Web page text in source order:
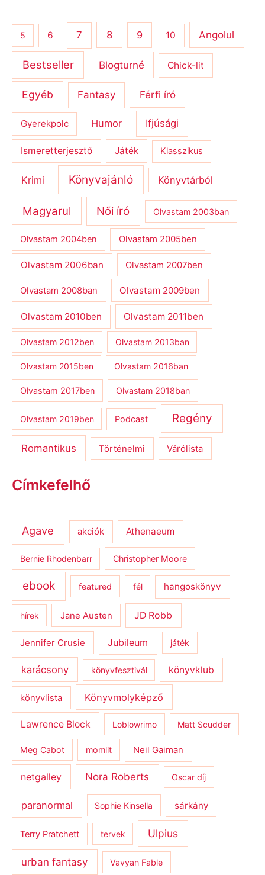
5 6 7 8 9 10 Angolul
Bestseller Blogturné Chick-lit
Egyéb Fantasy Férfi író
Gyerekpolc Humor Ifjúsági
Ismeretterjesztő Játék Klasszikus
Krimi Könyvajánló Könyvtárból
Magyarul Női író Olvastam 2003ban
Olvastam 2004ben Olvastam 2005ben
Olvastam 2006ban Olvastam 2007ben
Olvastam 2008ban Olvastam 2009ben
Olvastam 2010ben Olvastam 2011ben
Olvastam 2012ben Olvastam 2013ban
Olvastam 2015ben Olvastam 2016ban
Olvastam 2017ben Olvastam 2018ban
Olvastam 2019ben Podcast Regény
Romantikus Történelmi Várólista
Címkefelhő
Agave akciók Athenaeum
Bernie Rhodenbarr Christopher Moore
ebook featured fél hangoskönyv
hírek Jane Austen JD Robb
Jennifer Crusie Jubileum játék
karácsony könyvfesztivál könyvklub
könyvlista Könyvmolyképző
Lawrence Block Loblowrimo Matt Scudder
Meg Cabot momlit Neil Gaiman
netgalley Nora Roberts Oscar díj
paranormal Sophie Kinsella sárkány
Terry Pratchett tervek Ulpius
urban fantasy Vavyan Fable